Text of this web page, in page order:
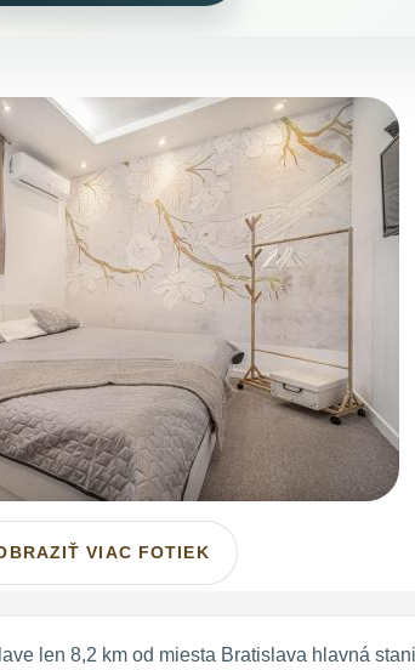
VIAC FOTIEK
len 8,2 km od miesta Bratislava hlavná